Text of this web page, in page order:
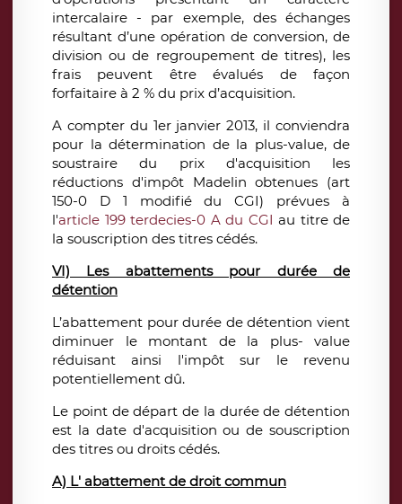
intercalaire - par exemple, des échanges
résultant d’une opération de conversion, de
division ou de regroupement de titres), les
frais peuvent être évalués de façon
forfaitaire à 2 % du prix d’acquisition.
A compter du 1er janvier 2013, il conviendra
pour la détermination de la plus-value, de
soustraire du prix d'acquisition les
réductions d'impôt Madelin obtenues (art
150-0 D 1 modifié du CGI) prévues à
l'article 199 terdecies-0 A du CGI au titre de
la souscription des titres cédés.
VI) Les abattements pour durée de
détention
L’abattement pour durée de détention vient
diminuer le montant de la plus- value
réduisant ainsi l'impôt sur le revenu
potentiellement dû.
Le point de départ de la durée de détention
est la date d'acquisition ou de souscription
des titres ou droits cédés.
A) L' abattement de droit commun